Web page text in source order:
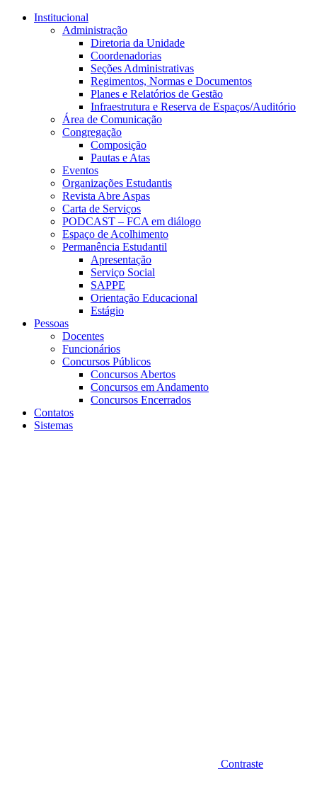
Conteúdo principal
Institucional
Administração
Diretoria da Unidade
Coordenadorias
Seções Administrativas
Regimentos, Normas e Documentos
Planes e Relatórios de Gestão
Infraestrutura e Reserva de Espaços/Auditório
Área de Comunicação
Congregação
Composição
Pautas e Atas
Eventos
Organizações Estudantis
Revista Abre Aspas
Carta de Serviços
PODCAST – FCA em diálogo
Espaço de Acolhimento
Permanência Estudantil
Apresentação
Serviço Social
SAPPE
Orientação Educacional
Estágio
Pessoas
Docentes
Funcionários
Concursos Públicos
Concursos Abertos
Concursos em Andamento
Concursos Encerrados
Contatos
Sistemas
Contraste